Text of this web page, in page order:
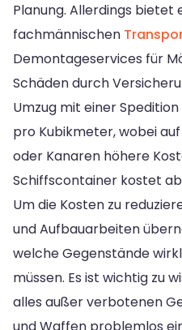
Planung. Allerdings bietet
fachmännischen
Demontageservices für
Schäden durch
Umzug mit einer Spedition
pro Kubikmeter, wobei
oder Kanaren höhere
Schiffscontainer kostet
Um die Kosten zu
und Aufbauarbeiten
welche Gegenstände
müssen. Es ist wichtig zu
alles außer verbotenen